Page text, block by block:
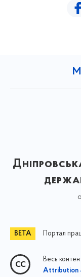
Портал
Весь
Attribution